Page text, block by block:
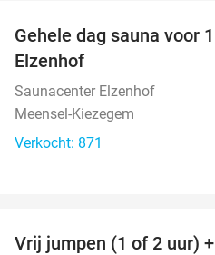
Gehele dag sauna voor
Elzenhof
Saunacenter Elzenhof
Meensel-Kiezegem
Verkocht: 871
Vrij jumpen (1 of 2 uur)